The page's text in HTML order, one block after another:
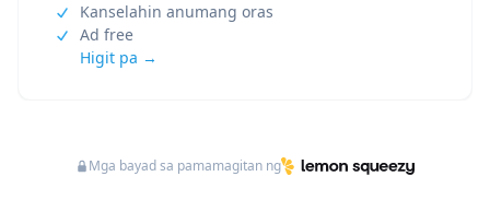
Kanselahin anumang oras
Ad free
Higit pa →
Mga bayad sa pamamagitan ng